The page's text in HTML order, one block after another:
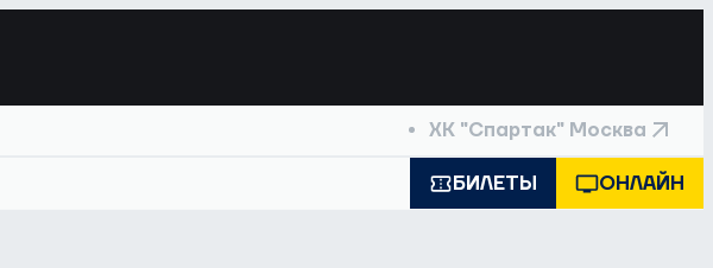
ХК "Спартак" Москва
БИЛЕТЫ ОНЛАЙН